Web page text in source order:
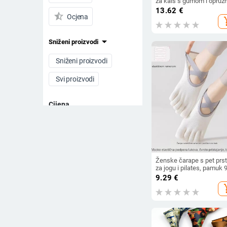
star_half Ocjena
Sniženi proizvodi arrow_drop_down
Sniženi proizvodi
Svi proizvodi
Cijena
mehanizmom, kvadratna
glava od legure,
13.62 €
Ženske čarape s pet
za jogu i pilates, pamuk
95%, upijanje znoja, kratka
cijev, pletene iglom,
stil
9.29 €